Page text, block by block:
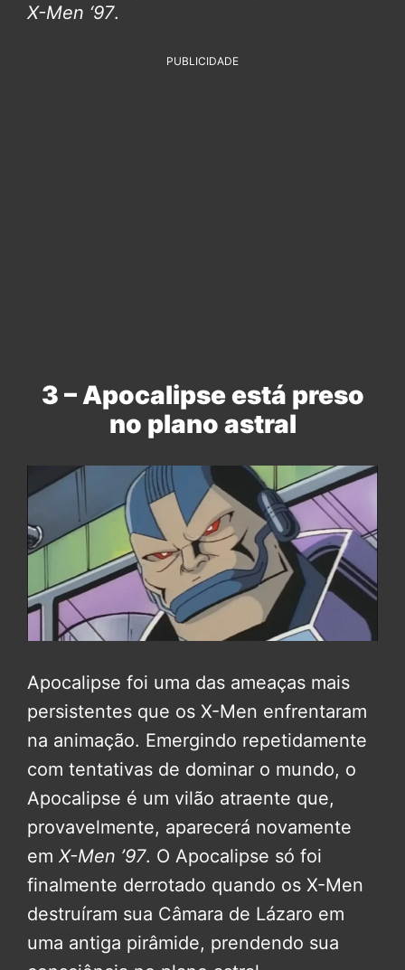
X-Men ‘97.
PUBLICIDADE
3 – Apocalipse está preso
no plano astral
Apocalipse foi uma das ameaças mais
persistentes que os X-Men enfrentaram
na animação. Emergindo repetidamente
com tentativas de dominar o mundo, o
Apocalipse é um vilão atraente que,
provavelmente, aparecerá novamente
em X-Men ’97. O Apocalipse só foi
finalmente derrotado quando os X-Men
destruíram sua Câmara de Lázaro em
uma antiga pirâmide, prendendo sua